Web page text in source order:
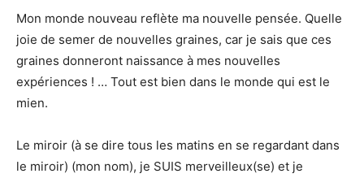
Mon monde nouveau reflète ma nouvelle pensée. Quelle
joie de semer de nouvelles graines, car je sais que ces
graines donneront naissance à mes nouvelles
expériences ! … Tout est bien dans le monde qui est le
mien.
Le miroir (à se dire tous les matins en se regardant dans
le miroir) (mon nom), je SUIS merveilleux(se) et je